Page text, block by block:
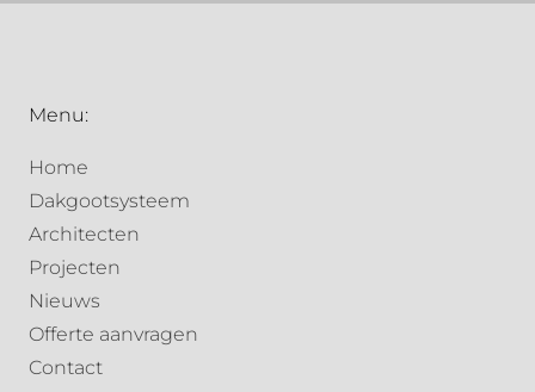
Menu:
Home
Dakgootsysteem
Architecten
Projecten
Nieuws
Offerte aanvragen
Contact